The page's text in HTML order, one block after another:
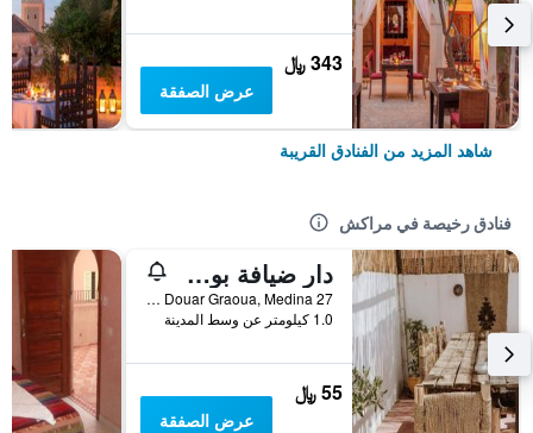
343 ﷼
عرض الصفقة
شاهد المزيد من الفنادق القريبة
فنادق رخيصة في مراكش
دار ضيافة بوهو 27، مراكش
27 Derb Cherkaoui Douar Graoua, Medina, مراكش, المغرب
1.0 كيلومتر عن وسط المدينة
55 ﷼
عرض الصفقة